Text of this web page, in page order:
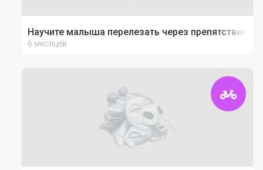
Научите малыша перелезать через препятствия
6 месяцев